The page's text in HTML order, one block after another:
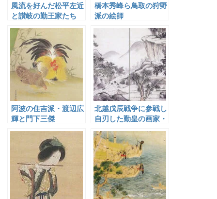
風流を好んだ松平左近
と讃岐の勤王家たち
橋本秀峰ら鳥取の狩野
派の絵師
阿波の住吉派・渡辺広
輝と門下三傑
北越戊辰戦争に参戦し
自刃した勤皇の画家・